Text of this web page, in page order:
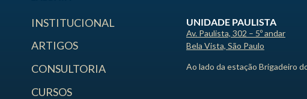
INSTITUCIONAL
ARTIGOS
CONSULTORIA
CURSOS
UNIDADE PAULISTA
Av. Paulista, 302 – 5º andar
Bela Vista, São Paulo
Ao lado da estação Brigadeiro